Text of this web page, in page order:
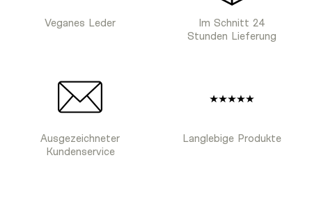
Veganes Leder
Im Schnitt 24
Stunden Lieferung
Ausgezeichneter
Kundenservice
Langlebige Produkte